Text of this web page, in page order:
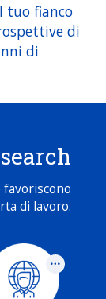
tuo fianco
di
di
di lavoro.